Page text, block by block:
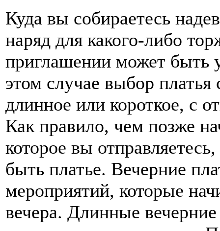
Куда вы собираетесь
наряд для какого-либо
приглашении может быть
этом случае выбор
длинное или короткое, с
Как правило, чем позже
которое вы
быть платье. Вечерние
мероприятий, которые
вечера. Длинные